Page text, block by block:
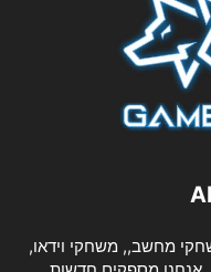
מחשב,, משחקי וידאו,